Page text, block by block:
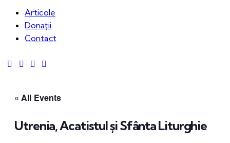
Articole
Donații
Contact
« All Events
Utrenia, Acatistul și Sfânta Liturghie